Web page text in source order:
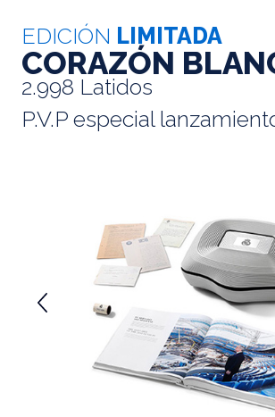
EDICIÓN LIMITADA
CORAZÓN
2.998 Latidos
P.V.P especial